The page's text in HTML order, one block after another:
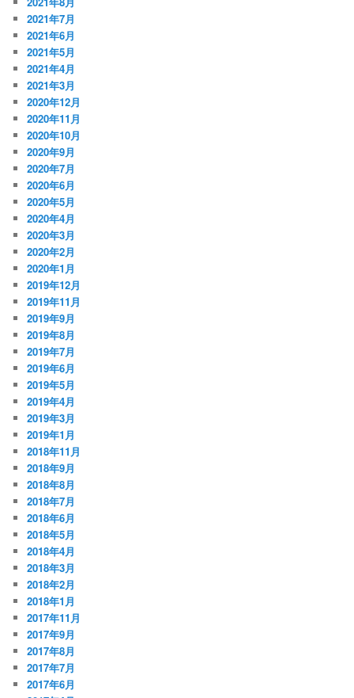
2021年7月
2021年6月
2021年5月
2021年4月
2021年3月
2020年12月
2020年11月
2020年10月
2020年9月
2020年7月
2020年6月
2020年5月
2020年4月
2020年3月
2020年2月
2020年1月
2019年12月
2019年11月
2019年9月
2019年8月
2019年7月
2019年6月
2019年5月
2019年4月
2019年3月
2019年1月
2018年11月
2018年9月
2018年8月
2018年7月
2018年6月
2018年5月
2018年4月
2018年3月
2018年2月
2018年1月
2017年11月
2017年9月
2017年8月
2017年7月
2017年6月